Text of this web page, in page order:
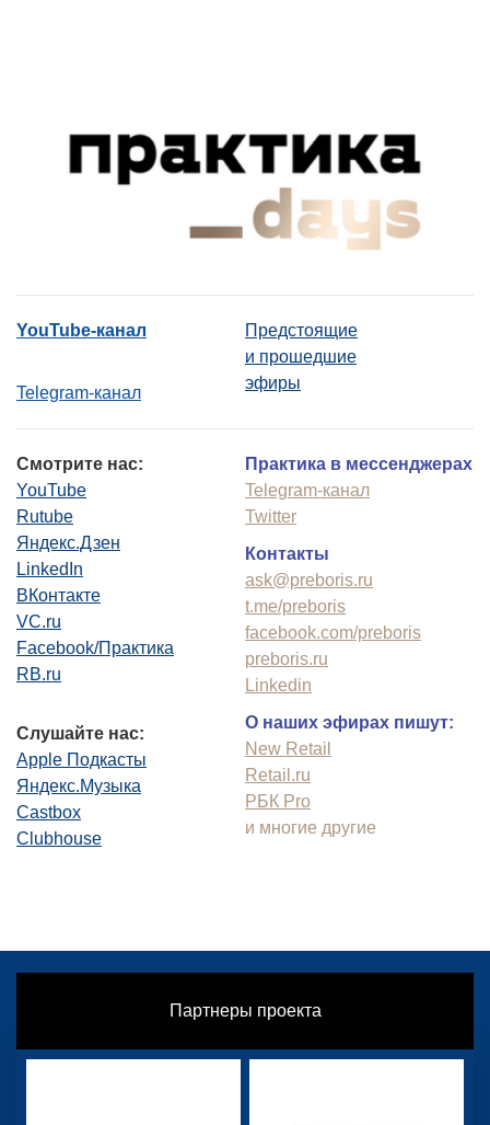
YouTube-канал
Telegram-канал
Предстоящие
и прошедшие
эфиры
Смотрите нас:
YouTube
Rutube
Яндекс.Дзен
LinkedIn
ВКонтакте
VC.ru
Facebook/Практика
RB.ru
Слушайте нас:
Apple Подкасты
Яндекс.Музыка
Castbox
Clubhouse
Практика в мессенджерах
Telegram-канал
Twitter
Контакты
ask@preboris.ru
t.me/preboris
facebook.com/preboris
preboris.ru
Linkedin
О наших эфирах пишут:
New Retail
Retail.ru
РБК Pro
и многие другие
Партнеры проекта